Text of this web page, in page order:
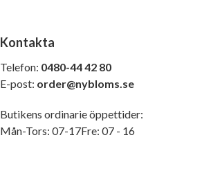
Kontakta
Telefon: 0480-44 42 80
E-post: order@nybloms.se
Butikens ordinarie öppettider:
Mån-Tors: 07-17Fre: 07 - 16